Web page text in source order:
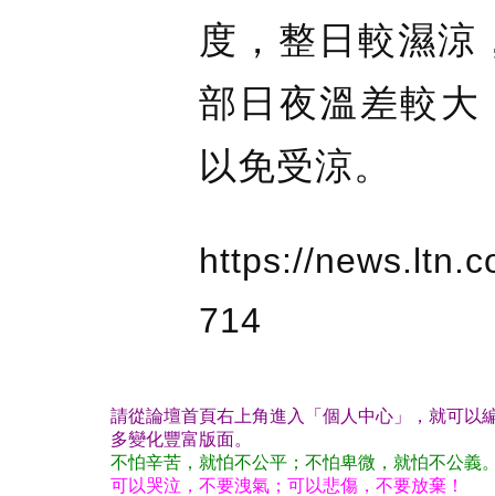
度，整日較濕涼
部日夜溫差較大
以免受涼。
https://
714
請從論壇首頁右上角進入「個人中心」，就可以
多變化豐富版面。
不怕辛苦，就怕不公平；不怕卑微，就怕不公義
可以哭泣，不要洩氣；可以悲傷，不要放棄！